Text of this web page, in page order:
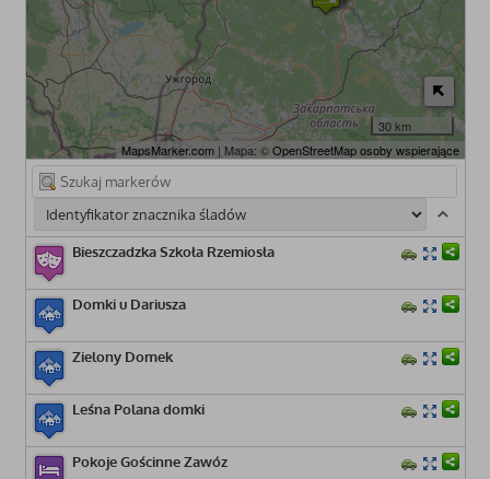
30 km
MapsMarker.com| Mapa: ©OpenStreetMap osoby wspierające
Bieszczadzka Szkoła Rzemiosła
Domki u Dariusza
Zielony Domek
Leśna Polana domki
Pokoje Gościnne Zawóz